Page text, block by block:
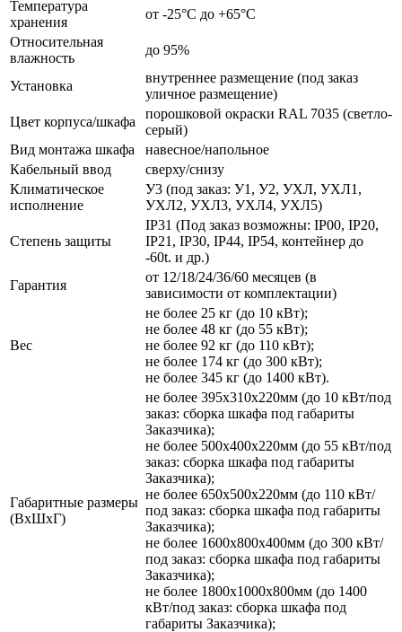
Температура
хранения
от -25°C до +65°C
Относительная
влажность
до 95%
Установка
внутреннее размещение (под заказ
уличное размещение)
Цвет корпуса/шкафа
порошковой окраски RAL 7035 (светло-
серый)
Вид монтажа шкафа
навесное/напольное
Кабельный ввод
сверху/снизу
Климатическое
исполнение
У3 (под заказ: У1, У2, УХЛ, УХЛ1,
УХЛ2, УХЛ3, УХЛ4, УХЛ5)
Степень защиты
IP31 (Под заказ возможны: IP00, IP20,
IP21, IP30, IP44, IP54, контейнер до
-60t. и др.)
Гарантия
от 12/18/24/36/60 месяцев (в
зависимости от комплектации)
Вес
не более 25 кг (до 10 кВт);
не более 48 кг (до 55 кВт);
не более 92 кг (до 110 кВт);
не более 174 кг (до 300 кВт);
не более 345 кг (до 1400 кВт).
Габаритные размеры
(ВхШхГ)
не более 395х310х220мм (до 10 кВт/под
заказ: сборка шкафа под габариты
Заказчика);
не более 500х400х220мм (до 55 кВт/под
заказ: сборка шкафа под габариты
Заказчика);
не более 650х500х220мм (до 110 кВт/
под заказ: сборка шкафа под габариты
Заказчика);
не более 1600х800х400мм (до 300 кВт/
под заказ: сборка шкафа под габариты
Заказчика);
не более 1800х1000х800мм (до 1400
кВт/под заказ: сборка шкафа под
габариты Заказчика);